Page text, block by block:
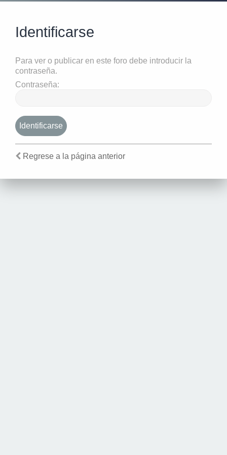
Identificarse
Para ver o publicar en este foro debe introducir la
contraseña.
Contraseña:
Regrese a la página anterior